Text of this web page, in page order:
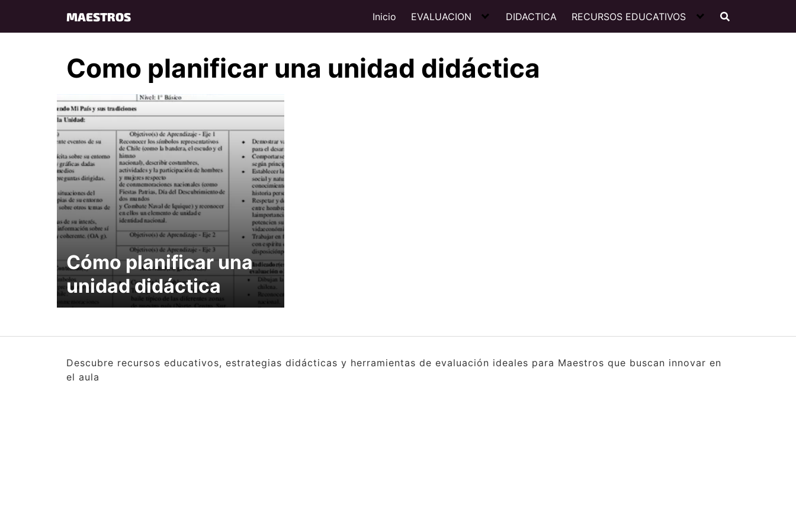
content
MAESTROS Inicio EVALUACION DIDACTICA RECURSOS EDUCATIVOS
Como planificar una unidad didáctica
Cómo planificar una
unidad didáctica
Descubre recursos educativos, estrategias didácticas y herramientas de evaluación ideales para Maestros que buscan innovar en
el aula